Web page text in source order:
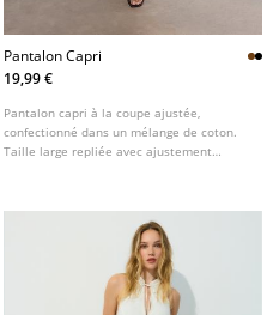
Pantalon Capri
19,99 €
Pantalon capri à la coupe ajustée,
confectionné dans un mélange de coton.
Taille large repliée avec ajustement